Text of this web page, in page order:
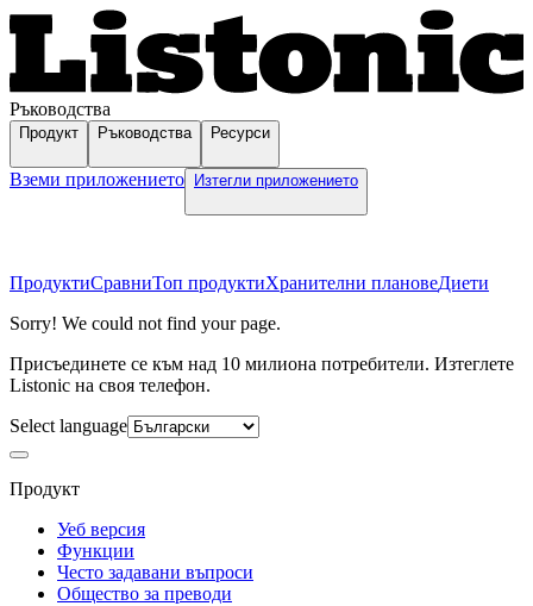
Ръководства
Продукт Ръководства Ресурси
Вземи приложението Изтегли приложението
ПродуктиСравниТоп продуктиХранителни плановеДиети
Sorry! We could not find your page.
Присъединете се към над 10 милиона потребители. Изтеглете
Listonic на своя телефон.
Select language
Продукт
Уеб версия
Функции
Често задавани въпроси
Общество за преводи